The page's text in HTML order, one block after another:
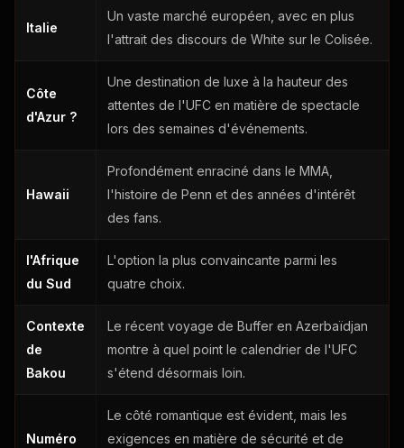
Italie
Un vaste marché européen, avec en plus
l'attrait des discours de White sur le Colisée.
Côte
d'Azur ?
Une destination de luxe à la hauteur des
attentes de l'UFC en matière de spectacle
lors des semaines d'événements.
Hawaii
Profondément enraciné dans le MMA,
l'histoire de Penn et des années d'intérêt
des fans.
l'Afrique
du Sud
L'option la plus convaincante parmi les
quatre choix.
Contexte
de
Bakou
Le récent voyage de Buffer en Azerbaïdjan
montre à quel point le calendrier de l'UFC
s'étend désormais loin.
Numéro
Le côté romantique est évident, mais les
exigences en matière de sécurité et de